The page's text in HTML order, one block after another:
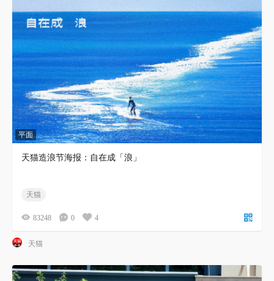
平面
天猫造浪节海报：自在成「浪」
天猫
83248 0 4
天猫